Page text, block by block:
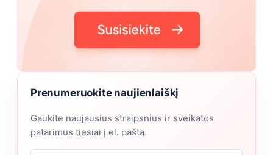
Prenumeruokite naujienlaiškį
Gaukite naujausius straipsnius ir sveikatos
patarimus tiesiai į el. paštą.